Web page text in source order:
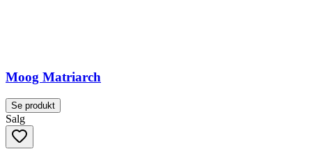
Moog Matriarch
Se produkt
Salg